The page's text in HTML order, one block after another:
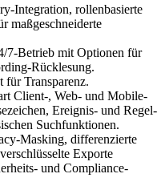
Integration, rollenbasierte
maßgeschneiderte
7-Betrieb mit Optionen für
Rücklesung.
für Transparenz.
Client-, Web- und Mobile-
Ereignis- und Regel-
Suchfunktionen.
Masking, differenzierte
Exporte
und Compliance-